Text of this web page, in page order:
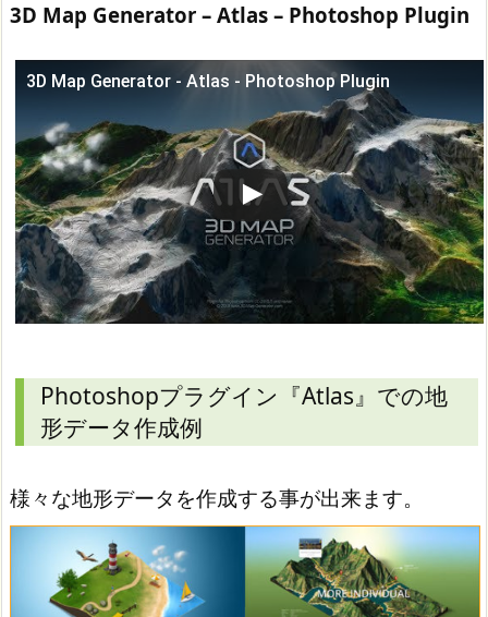
3D Map Generator – Atlas – Photoshop Plugin
3D Map Generator - Atlas - Photoshop Plugin
この動画を YouTube で視聴
Photoshopプラグイン『Atlas』での地
形データ作成例
様々な地形データを作成する事が出来ます。